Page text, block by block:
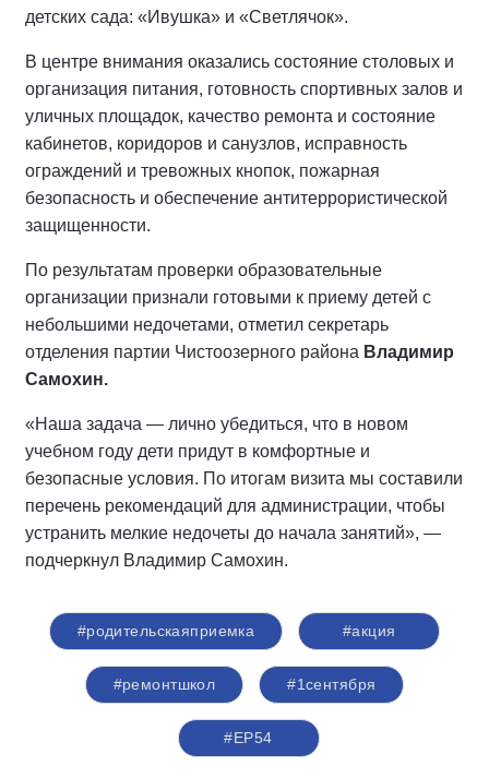
детских сада: «Ивушка» и «Светлячок».
В центре внимания оказались состояние столовых и
организация питания, готовность спортивных залов и
уличных площадок, качество ремонта и состояние
кабинетов, коридоров и санузлов, исправность
ограждений и тревожных кнопок, пожарная
безопасность и обеспечение антитеррористической
защищенности.
По результатам проверки образовательные
организации признали готовыми к приему детей с
небольшими недочетами, отметил секретарь
отделения партии Чистоозерного района Владимир
Самохин.
«Наша задача — лично убедиться, что в новом
учебном году дети придут в комфортные и
безопасные условия. По итогам визита мы составили
перечень рекомендаций для администрации, чтобы
устранить мелкие недочеты до начала занятий», —
подчеркнул Владимир Самохин.
#родительскаяприемка #акция
#ремонтшкол #1сентября
#ЕР54